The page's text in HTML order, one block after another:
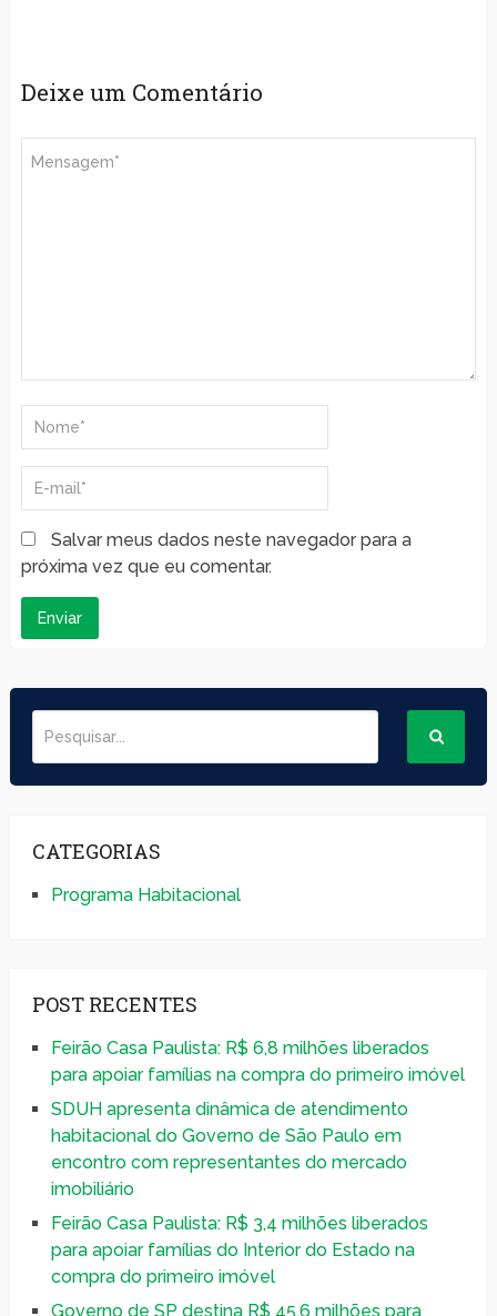
Deixe um Comentário
Salvar meus dados neste navegador para a
próxima vez que eu comentar.
CATEGORIAS
Programa Habitacional
POST RECENTES
Feirão Casa Paulista: R$ 6,8 milhões liberados
para apoiar famílias na compra do primeiro imóvel
SDUH apresenta dinâmica de atendimento
habitacional do Governo de São Paulo em
encontro com representantes do mercado
imobiliário
Feirão Casa Paulista: R$ 3,4 milhões liberados
para apoiar famílias do Interior do Estado na
compra do primeiro imóvel
Governo de SP destina R$ 45,6 milhões para